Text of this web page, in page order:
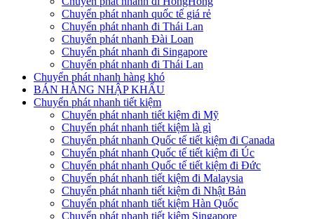
Chuyển phát nhanh quốc tế giá rẻ
Chuyển phát nhanh đi Thái Lan
Chuyển phát nhanh Đài Loan
Chuyển phát nhanh đi Singapore
Chuyển phát nhanh đi Thái Lan
Chuyển phát nhanh hàng khó
BÁN HÀNG NHẬP KHẨU
Chuyển phát nhanh tiết kiệm
Chuyển phát nhanh tiết kiệm đi Mỹ
Chuyển phát nhanh tiết kiệm là gì
Chuyển phát nhanh Quốc tế tiết kiệm đi Canada
Chuyển phát nhanh Quốc tế tiết kiệm đi Úc
Chuyển phát nhanh Quốc tế tiết kiệm đi Đức
Chuyển phát nhanh tiết kiệm đi Malaysia
Chuyển phát nhanh tiết kiệm đi Nhật Bản
Chuyển phát nhanh tiết kiệm Hàn Quốc
Chuyển phát nhanh tiết kiệm Singapore